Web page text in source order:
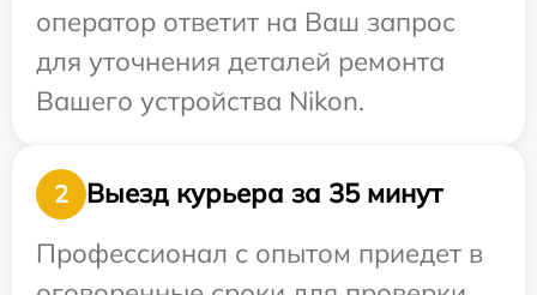
оператор ответит на Ваш запрос
для уточнения деталей ремонта
Вашего устройства Nikon.
2
Выезд курьера за 35 минут
Профессионал с опытом приедет в